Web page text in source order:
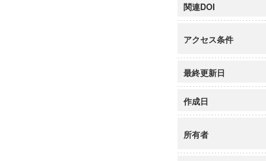
関連DOI
アクセス条件
最終更新日
作成日
所有者